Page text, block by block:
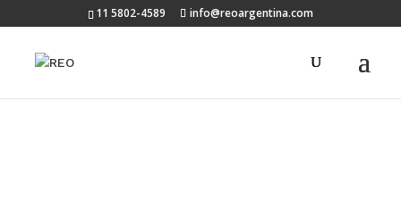
11 5802-4589 info@reoargentina.com